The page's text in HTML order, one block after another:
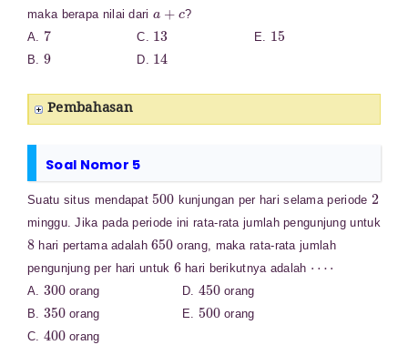
maka berapa nilai dari
+c
?
A.
7
C.
13
E.
15
B.
9
D.
14
Pembahasan
Soal Nomor 5
Suatu situs mendapat
500
kunjungan per hari selama periode
2
minggu. Jika pada periode ini rata-rata jumlah pengunjung untuk
8
hari pertama adalah
650
orang, maka rata-rata jumlah
pengunjung per hari untuk
6
hari berikutnya adalah
A.
300
orang D.
450
orang
B.
350
orang E.
500
orang
C.
400
orang